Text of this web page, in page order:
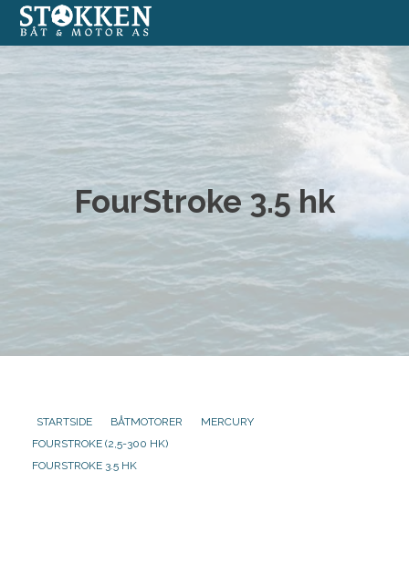
Båter
Annonserte båter
Båtverksted
Formidlingssalg
FourStroke 3.5 hk
STARTSIDE BÅTMOTORER
MERCURY
FOURSTROKE (2,5-300 HK)
FOURSTROKE 3.5 HK